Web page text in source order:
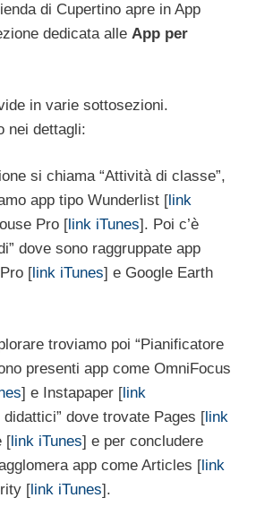
di Cupertino apre in App
dedicata alle App per
in varie sottosezioni.
nei dettagli:
si chiama “Attività di classe”,
app tipo Wunderlist [ link
Pro [ link iTunes]. Poi c’è
dove sono raggruppate app
[ link iTunes] e Google Earth
troviamo poi “Pianificatore
presenti app come OmniFocus
] e Instapaper [link
didattici” dove trovate Pages [link
[link iTunes] e per concludere
app come Articles [link
[link iTunes].